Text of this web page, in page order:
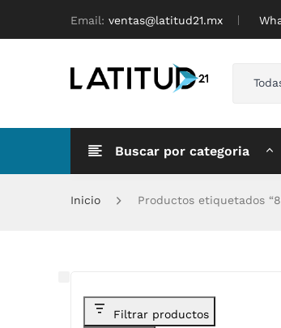
Email: ventas@latitud21.mx
Buscar por categoria
Inicio Productos etiquetados
Filtrar productos